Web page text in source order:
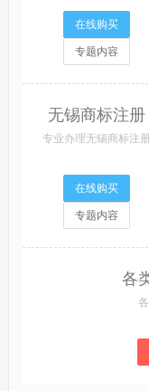
在线购买
专题内容
无锡商标注册
专业办理无锡商标注册
在线购买
专题内容
各